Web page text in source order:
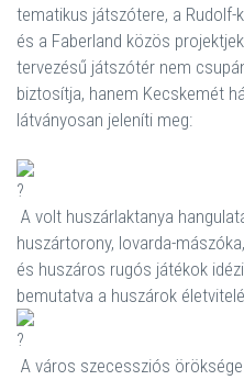
tematikus játszótere, a Rudolf-
és a Faberland közös
tervezésű játszótér nem
biztosítja, hanem Kecskemét
látványosan jeleníti meg:
A volt huszárlaktanya
huszártorony, lovarda-
és huszáros rugós játékok
bemutatva a huszárok
A város szecessziós